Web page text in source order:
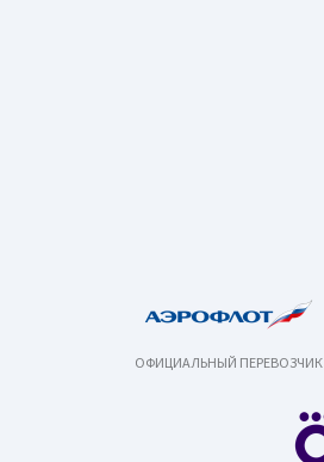
ОФИЦИАЛЬНЫЙ ПЕРЕВОЗЧИК